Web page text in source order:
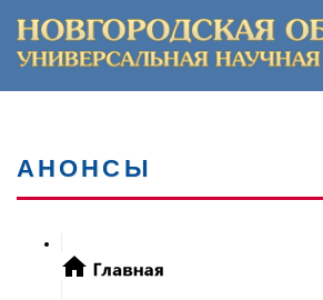
АНОНСЫ